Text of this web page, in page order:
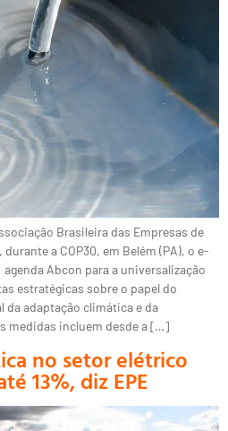
Brasileira das Empresas de
a COP30, em Belém (PA), o e-
Abcon para a universalização
estratégicas sobre o papel do
da adaptação climática e da
medidas incluem desde a […]
no setor elétrico
13%, diz EPE